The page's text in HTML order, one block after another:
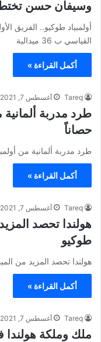
وسيفان حسن
أولمبياد طوكيو.. الفريق
القياسي ب 36 ميدالية
أكمل القراءة »
Tareq أغسطس 7, 2021
طرد مدربة ألمانية
حصاناً
طرد مدربة ألمانية من
أكمل القراءة »
Tareq أغسطس 7, 2021
هولندا تحصد
طوكيو
هولندا تحصد المزيد من
أكمل القراءة »
Tareq أغسطس 7, 2021
ملك وملكة هولندا